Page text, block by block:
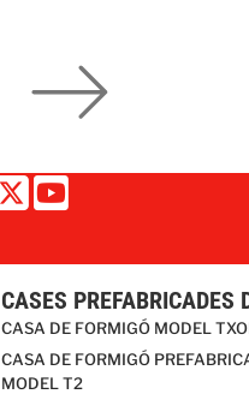
CASES PREFABRICADES
CASA DE FORMIGÓ MODEL
CASA DE FORMIGÓ
MODEL T2